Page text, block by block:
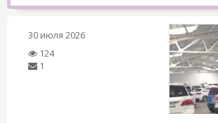
30 июля 2026
124
1